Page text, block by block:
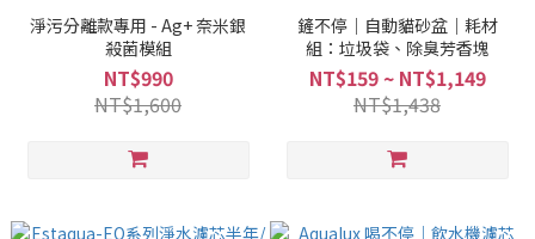
淨污分離款專用 - Ag+ 奈米銀
殺菌模組
NT$990
NT$1,600
鏟不停｜自動貓砂盆｜耗材
組：垃圾袋、除臭芳香塊
NT$159 ~ NT$1,149
NT$1,438